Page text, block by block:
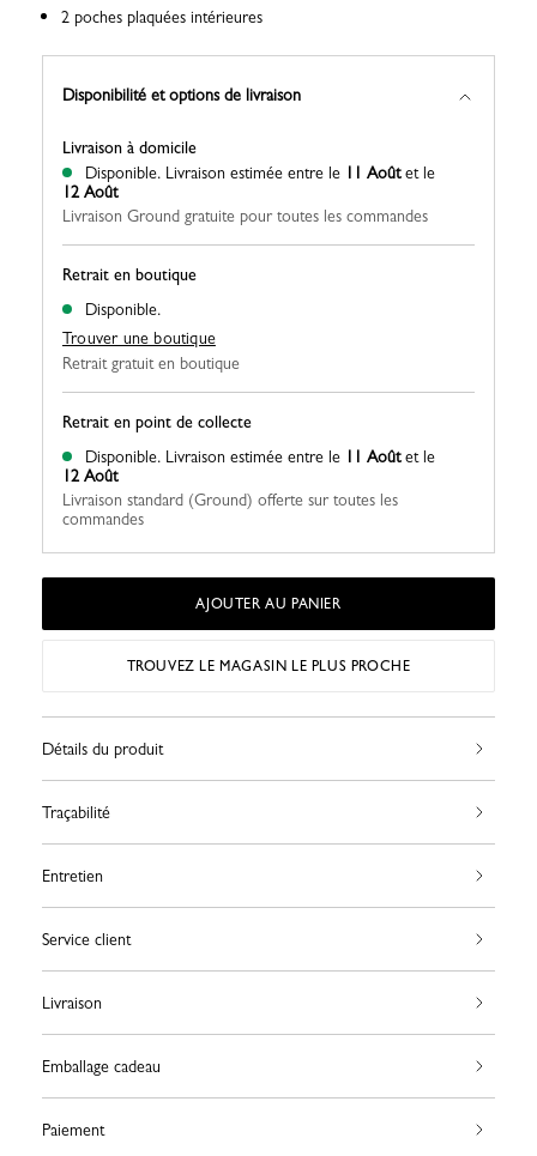
2 poches plaquées intérieures
Disponibilité et options de livraison
Retrait en boutique
Disponible.
Trouver une boutique
Retrait gratuit en boutique
Livraison à domicile
Disponible. Livraison estimée entre le 11 Aoûtet le
12 Août
Livraison Ground gratuite pour toutes les commandes
Retrait en point de collecte
Disponible. Livraison estimée entre le 11 Aoûtet le
12 Août
Livraison standard (Ground) offerte sur toutes les
commandes
AJOUTER AU PANIER
TROUVEZ LE MAGASIN LE PLUS PROCHE
Détails du produit
Traçabilité
Entretien
Service client
Livraison
Emballage cadeau
Paiement